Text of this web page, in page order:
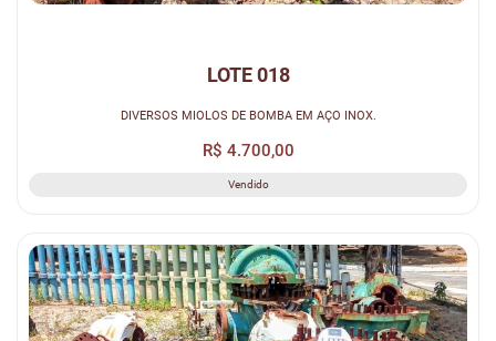
LOTE 018
DIVERSOS MIOLOS DE BOMBA EM AÇO INOX.
R$ 4.700,00
Vendido